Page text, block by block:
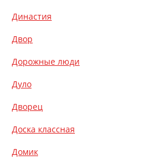
Династия
Двор
Дорожные люди
Дуло
Дворец
Доска классная
Домик